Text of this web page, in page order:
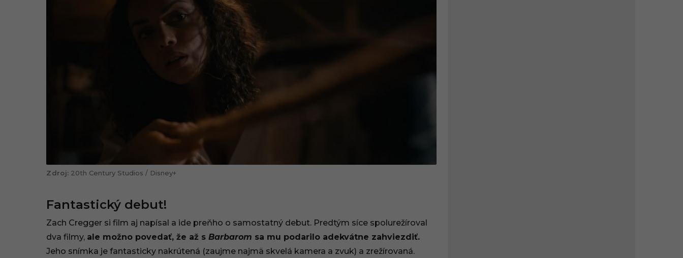
20th Century Studios / Disney+
Fantastický debut!
Zach Cregger si film aj napísal a ide preňho o samostatný debut. Predtým síce spolurežíroval
dva filmy, ale možno povedať, že až s Barbarom sa mu podarilo adekvátne zahviezdiť.
Jeho snímka je fantasticky nakrútená (zaujme najmä skvelá kamera a zvuk) a zrežírovaná.